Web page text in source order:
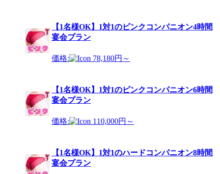
【1名様OK】1対1のピンクコンパニオン4時間
宴会プラン
価格: 78,180円～
【1名様OK】1対1のピンクコンパニオン6時間
宴会プラン
価格: 110,000円～
【1名様OK】1対1のハードコンパニオン8時間
宴会プラン